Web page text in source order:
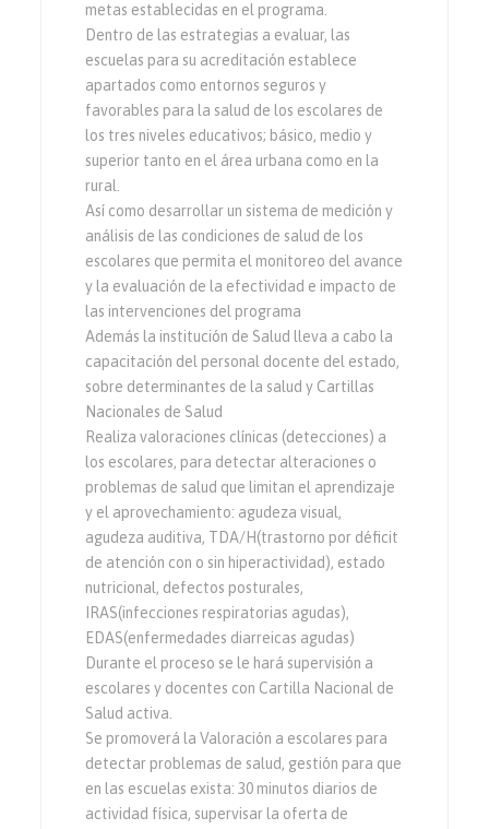
metas establecidas en el programa.
Dentro de las estrategias a evaluar, las
escuelas para su acreditación establece
apartados como entornos seguros y
favorables para la salud de los escolares de
los tres niveles educativos; básico, medio y
superior tanto en el área urbana como en la
rural.
Así como desarrollar un sistema de medición y
análisis de las condiciones de salud de los
escolares que permita el monitoreo del avance
y la evaluación de la efectividad e impacto de
las intervenciones del programa
Además la institución de Salud lleva a cabo la
capacitación del personal docente del estado,
sobre determinantes de la salud y Cartillas
Nacionales de Salud
Realiza valoraciones clínicas (detecciones) a
los escolares, para detectar alteraciones o
problemas de salud que limitan el aprendizaje
y el aprovechamiento: agudeza visual,
agudeza auditiva, TDA/H(trastorno por déficit
de atención con o sin hiperactividad), estado
nutricional, defectos posturales,
IRAS(infecciones respiratorias agudas),
EDAS(enfermedades diarreicas agudas)
Durante el proceso se le hará supervisión a
escolares y docentes con Cartilla Nacional de
Salud activa.
Se promoverá la Valoración a escolares para
detectar problemas de salud, gestión para que
en las escuelas exista: 30 minutos diarios de
actividad física, supervisar la oferta de